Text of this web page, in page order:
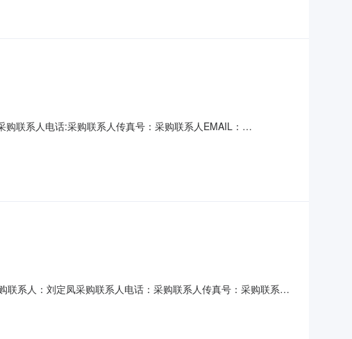
联系人电话:采购联系人传真号：采购联系人EMAIL：
条件：1、投标人必须是独立的法人单位，具备一般纳税人资
系人：刘定凤采购联系人电话：采购联系人传真号：采购联系人
三、报价条件：1、投标人必须是独立的法人单位，具备